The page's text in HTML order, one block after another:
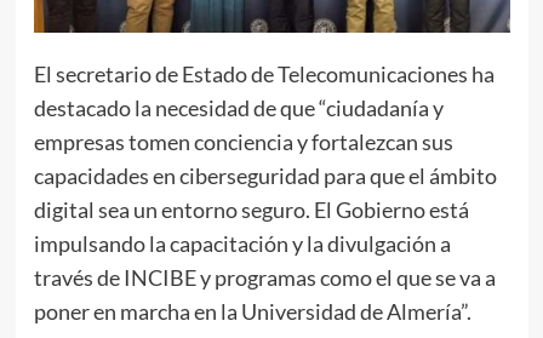
El secretario de Estado de Telecomunicaciones ha
destacado la necesidad de que “ciudadanía y
empresas tomen conciencia y fortalezcan sus
capacidades en ciberseguridad para que el ámbito
digital sea un entorno seguro. El Gobierno está
impulsando la capacitación y la divulgación a
través de INCIBE y programas como el que se va a
poner en marcha en la Universidad de Almería”.